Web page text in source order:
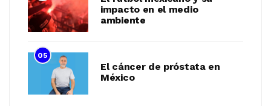
impacto en el medio
ambiente
05
El cáncer de próstata en
México